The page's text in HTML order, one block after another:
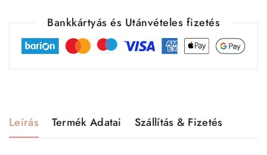
Bankkártyás és Utánvételes fizetés
Leírás Termék Adatai Szállítás & Fizetés